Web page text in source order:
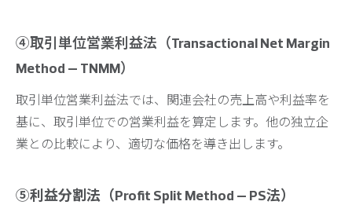
④取引単位営業利益法（Transactional Net Margin
Method – TNMM）
取引単位営業利益法では、関連会社の売上高や利益率を
基に、取引単位での営業利益を算定します。他の独立企
業との比較により、適切な価格を導き出します。
⑤利益分割法（Profit Split Method – PS法）